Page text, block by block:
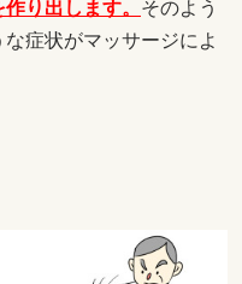
り出します。 そのよう
症状がマッサージによ